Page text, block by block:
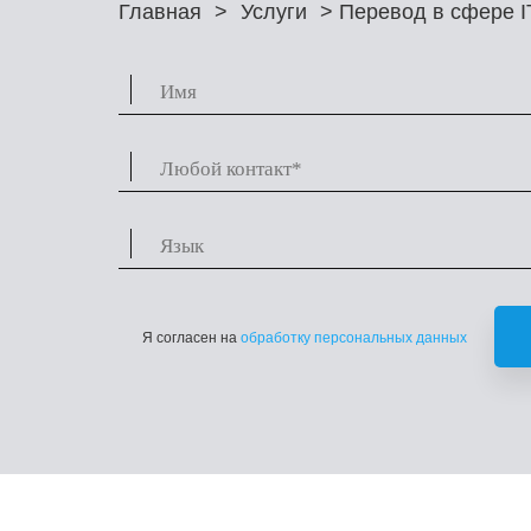
Главная > Услуги > Перевод в сфере
Я согласен на обработку персональных данных